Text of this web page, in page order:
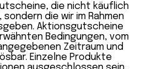
die nicht käuflich
die wir im Rahmen
Aktionsgutscheine
Bedingungen, vom
Zeitraum und
Einzelne Produkte